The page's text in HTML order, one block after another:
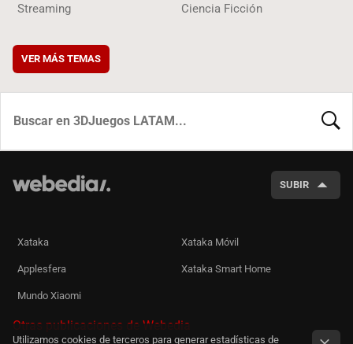
Streaming Ciencia Ficción
VER MÁS TEMAS
SUBIR
Xataka Xataka Móvil
Applesfera Xataka Smart Home
Mundo Xiaomi
Otras publicaciones de Webedia
Utilizamos cookies de terceros para generar estadísticas de